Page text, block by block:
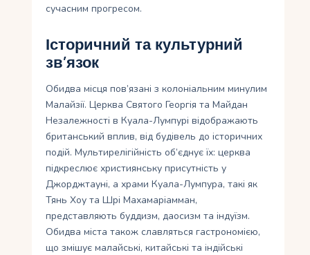
сучасним прогресом.
Історичний та культурний
зв’язок
Обидва місця пов’язані з колоніальним минулим
Малайзії. Церква Святого Георгія та Майдан
Незалежності в Куала-Лумпурі відображають
британський вплив, від будівель до історичних
подій. Мультирелігійність об’єднує їх: церква
підкреслює християнську присутність у
Джорджтауні, а храми Куала-Лумпура, такі як
Тянь Хоу та Шрі Махамаріамман,
представляють буддизм, даосизм та індуїзм.
Обидва міста також славляться гастрономією,
що змішує малайські, китайські та індійські